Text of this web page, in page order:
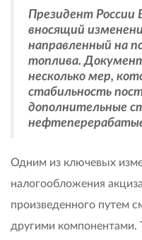
Президент России
вносящий
направленный на
топлива.
несколько мер,
стабильность
дополнительные
Одним из ключевых
налогообложения
произведенного путем
другими компонентами.